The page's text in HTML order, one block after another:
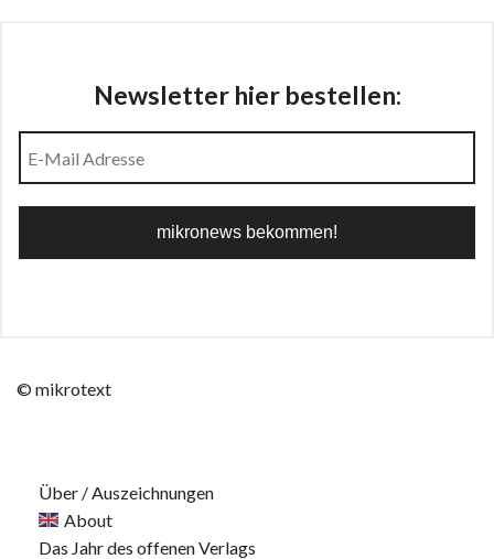
Newsletter hier bestellen:
© mikrotext
Über / Auszeichnungen
About
Das Jahr des offenen Verlags